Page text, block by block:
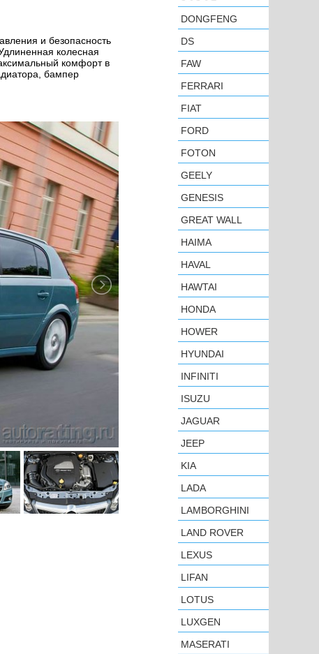
и безопасность
колесная
комфорт в
бампер
DONGFENG
DS
FAW
FERRARI
FIAT
FORD
FOTON
GEELY
GENESIS
GREAT WALL
HAIMA
HAVAL
HAWTAI
HONDA
HOWER
HYUNDAI
INFINITI
ISUZU
JAGUAR
JEEP
KIA
LADA
LAMBORGHINI
LAND ROVER
LEXUS
LIFAN
LOTUS
LUXGEN
MASERATI